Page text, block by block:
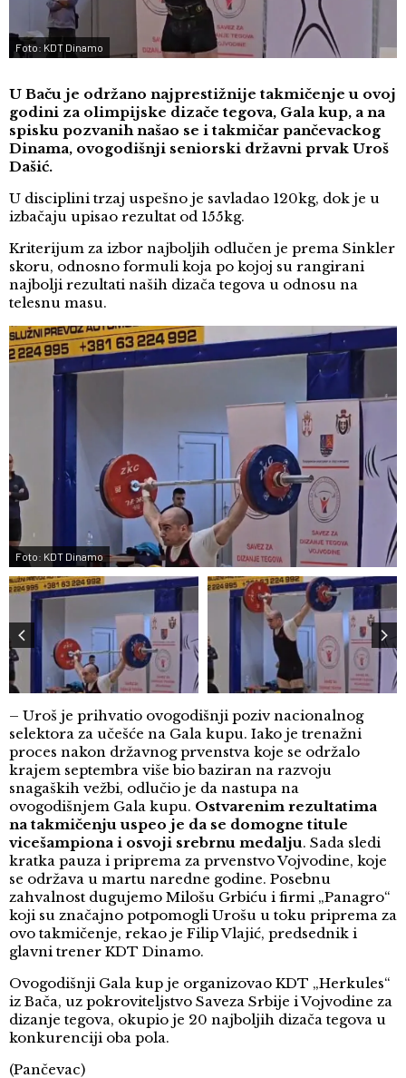
Foto: KDT Dinamo
U Baču je održano najprestižnije takmičenje u ovoj
godini za olimpijske dizače tegova, Gala kup, a na
spisku pozvanih našao se i takmičar pančevackog
Dinama, ovogodišnji seniorski državni prvak Uroš
Dašić.
U disciplini trzaj uspešno je savladao 120kg, dok je u
izbačaju upisao rezultat od 155kg.
Kriterijum za izbor najboljih odlučen je prema Sinkler
skoru, odnosno formuli koja po kojoj su rangirani
najbolji rezultati naših dizača tegova u odnosu na
telesnu masu.
Foto: KDT Dinamo
– Uroš je prihvatio ovogodišnji poziv nacionalnog
selektora za učešće na Gala kupu. Iako je trenažni
proces nakon državnog prvenstva koje se održalo
krajem septembra više bio baziran na razvoju
snagaških vežbi, odlučio je da nastupa na
ovogodišnjem Gala kupu. Ostvarenim rezultatima
na takmičenju uspeo je da se domogne titule
vicešampiona i osvoji srebrnu medalju. Sada sledi
kratka pauza i priprema za prvenstvo Vojvodine, koje
se održava u martu naredne godine. Posebnu
zahvalnost dugujemo Milošu Grbiću i firmi „Panagro“
koji su značajno potpomogli Urošu u toku priprema za
ovo takmičenje, rekao je Filip Vlajić, predsednik i
glavni trener KDT Dinamo.
Ovogodišnji Gala kup je organizovao KDT „Herkules“
iz Bača, uz pokroviteljstvo Saveza Srbije i Vojvodine za
dizanje tegova, okupio je 20 najboljih dizača tegova u
konkurenciji oba pola.
(Pančevac)